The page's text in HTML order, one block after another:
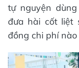
tự nguyện
đưa hài cốt liệt
đồng chi phí